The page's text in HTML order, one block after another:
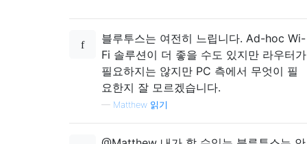
블루투스는 여전히 느립니다. Ad-hoc Wi-
Fi 솔루션이 더 좋을 수도 있지만 라우터가
필요하지는 않지만 PC 측에서 무엇이 필
요한지 잘 모르겠습니다.
— Matthew 읽기